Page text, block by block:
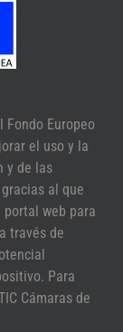
Fondo Europeo
el uso y la
y de las
al que
web para
través de
Para
Cámaras de